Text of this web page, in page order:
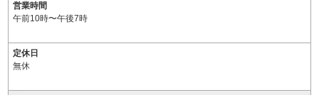
営業時間
午前10時〜午後7時
定休日
無休